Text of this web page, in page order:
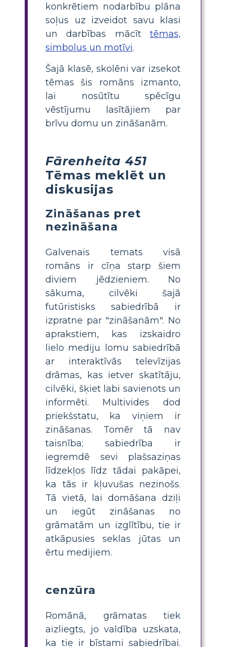
konkrētiem nodarbību plāna
soļus uz izveidot savu klasi
un darbības mācīt tēmas,
simbolus un motīvi.
Šajā klasē, skolēni var izsekot
tēmas šis romāns izmanto,
lai nosūtītu spēcīgu
vēstījumu lasītājiem par
brīvu domu un zināšanām.
Fārenheita 451
Tēmas meklēt un
diskusijas
Zināšanas pret
nezināšana
Galvenais temats visā
romāns ir cīņa starp šiem
diviem jēdzieniem. No
sākuma, cilvēki šajā
futūristisks sabiedrībā ir
izpratne par "zināšanām". No
aprakstiem, kas izskaidro
lielo mediju lomu sabiedrībā
ar interaktīvās televīzijas
drāmas, kas ietver skatītāju,
cilvēki, šķiet labi savienots un
informēti. Multivides dod
priekšstatu, ka viņiem ir
zināšanas. Tomēr tā nav
taisnība; sabiedrība ir
iegremdē sevi plašsaziņas
līdzekļos līdz tādai pakāpei,
ka tās ir kļuvušas nezinošs.
Tā vietā, lai domāšana dziļi
un iegūt zināšanas no
grāmatām un izglītību, tie ir
atkāpusies seklas jūtas un
ērtu medijiem.
cenzūra
Romānā, grāmatas tiek
aizliegts, jo valdība uzskata,
ka tie ir bīstami sabiedrībai.